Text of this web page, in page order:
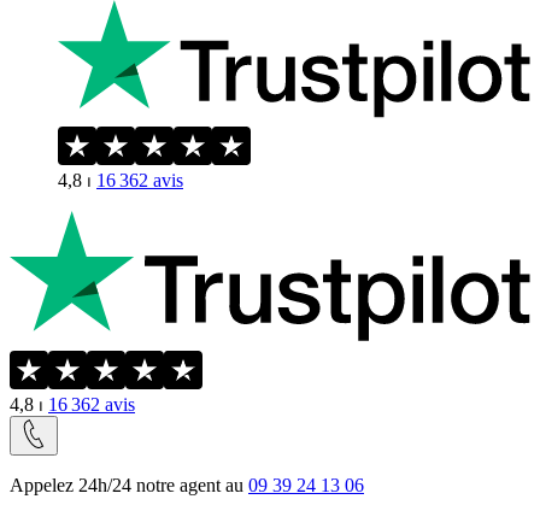
4,8 ⏐ 16 362 avis
4,8 ⏐ 16 362 avis
Appelez 24h/24 notre agent au 09 39 24 13 06